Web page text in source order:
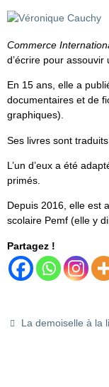
Commerce
d’écrire pour assouvir
En 15 ans, elle a
documentaires et de
graphiques).
Ses livres sont
L’un d’eux a été
primés.
Depuis 2016, elle est
scolaire Pemf (elle y
Partagez !
La demoiselle à la